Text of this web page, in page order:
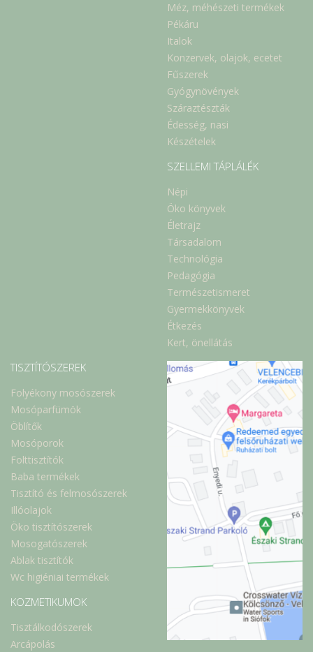
Méz, méhészeti termékek
Pékáru
Italok
Konzervek, olajok, ecetet
Fűszerek
Gyógynövények
Száraztészták
Édesség, nasi
Készételek
SZELLEMI TÁPLÁLÉK
Népi
Öko könyvek
Életrajz
Társadalom
Technológia
Pedagógia
Természetismeret
Gyermekkönyvek
Étkezés
Kert, önellátás
TISZTÍTÓSZEREK
Folyékony mosószerek
Mosóparfümök
Öblítők
Mosóporok
Folttisztítók
Baba termékek
Tisztító és felmosószerek
Illóolajok
Öko tisztítószerek
Mosogatószerek
Ablak tisztítók
Wc higiéniai termékek
KOZMETIKUMOK
Tisztálkodószerek
Arcápolás